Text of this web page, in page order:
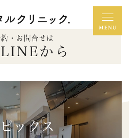
約・お問合せは
から
ックス